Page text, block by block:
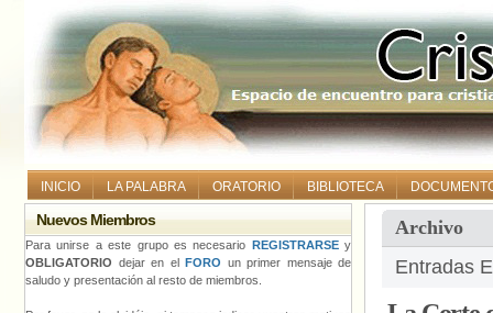
INICIO LA PALABRA ORATORIO BIBLIOTECA
Archivo
Entradas
Nuevos Miembros
Para unirse a este grupo es necesario REGISTRARSEy
OBLIGATORIO dejar en el FORO un primer mensaje de
saludo y presentación al resto de miembros.